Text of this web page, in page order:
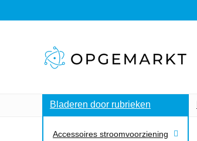
Bladeren door rubrieken
Accessoires stroomvoorziening